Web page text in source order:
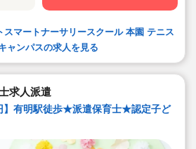
スマートナーサリースクール 本園 テニス
ャンパスの求人を見る
求人派遣
】有明駅徒歩★派遣保育士★認定子ど